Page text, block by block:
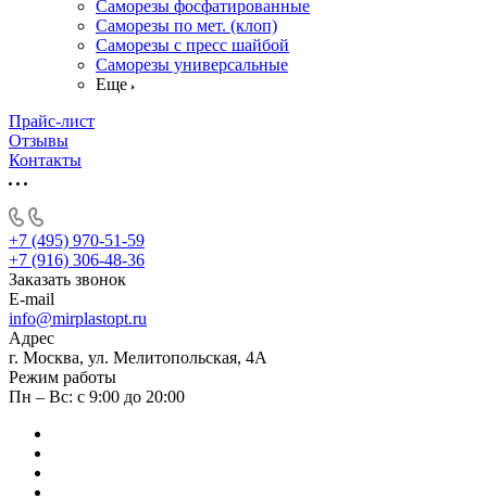
Саморезы фосфатированные
Саморезы по мет. (клоп)
Саморезы с пресс шайбой
Саморезы универсальные
Еще
Прайс-лист
Отзывы
Контакты
+7 (495) 970-51-59
+7 (916) 306-48-36
Заказать звонок
E-mail
info@mirplastopt.ru
Адрес
г. Москва, ул. Мелитопольская, 4А
Режим работы
Пн – Вс: с 9:00 до 20:00